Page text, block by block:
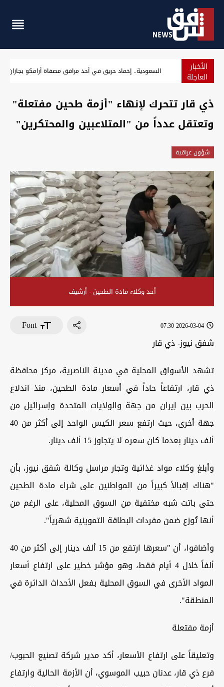
الأخبار
العاجلة
على ترتيبه ضمن الجوازات الأضعف عالمياً في آب 2026 السعودية.. إخماد
ذي قار تتحرك لإنهاء "أزمة طحين مفتعلة"
وتعتقل عدداً من "المتلاعبين والمحتكرين"
شؤون عراقية
أحد وكلاء مادة الطحين - أرشيف
2026-03-04 07:30
Font
شفق نيوز- ذي قار
تشهد الأسواق المحلية في مدينة الناصرية، مركز محافظة
ذي قار، ارتفاعاً حاداً في أسعار مادة الطحين، منذ اندلاع
الحرب بين إيران من جهة والولايات المتحدة وإسرائيل من
جهة أخرى، حيث ارتفع سعر الكيس الواحد إلى أكثر من 40
ألف دينار بعدما كان سعره لا يتجاوز 15 ألف دينار.
وأبلغ وكلاء مواد غذائية وتجار مراسل وكالة شفق نيوز، بأن
"هناك إقبالاً كبيراً من المواطنين على شراء مادة الطحين
حتى باتت شبه مختفية من السوق المحلية، على الرغم من
أنها تُوزع ضمن مفردات البطاقة التموينية شهرياً".
وأضافوا، أن "سعرها ارتفع من 15 ألف دينار إلى أكثر من 40
ألفاً خلال 4 أيام فقط، وهو مؤشر خطير على ارتفاع أسعار
المواد الأخرى في السوق المحلية بفعل الأحداث الدائرة في
المنطقة".
أزمة مفتعلة
وتعليقاً على ارتفاع الأسعار، أكد مدير شركة تصنيع الحبوب/
فرع ذي قار، عدنان حبيب الموسوي، أن الأزمة الحالية وارتفاع